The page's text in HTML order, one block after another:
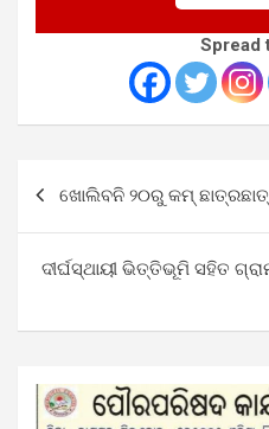
Spread
ଖୋଲିବନି ୨୦ରୁ କମ୍‌
ଦୀର୍ଘସ୍ଥାୟୀ ଭିତ୍ତିଭୂମି ସହିତ